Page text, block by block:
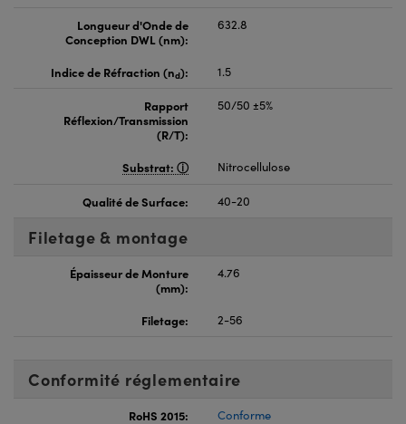
Longueur d'Onde de
Conception DWL (nm):
632.8
Indice de Réfraction (nd): 1.5
Rapport
Réflexion/Transmission
(R/T):
50/50 ±5%
Substrat: Nitrocellulose
Qualité de Surface: 40-20
Filetage & montage
Épaisseur de Monture
(mm):
4.76
Filetage: 2-56
Conformité réglementaire
RoHS 2015:
Conforme